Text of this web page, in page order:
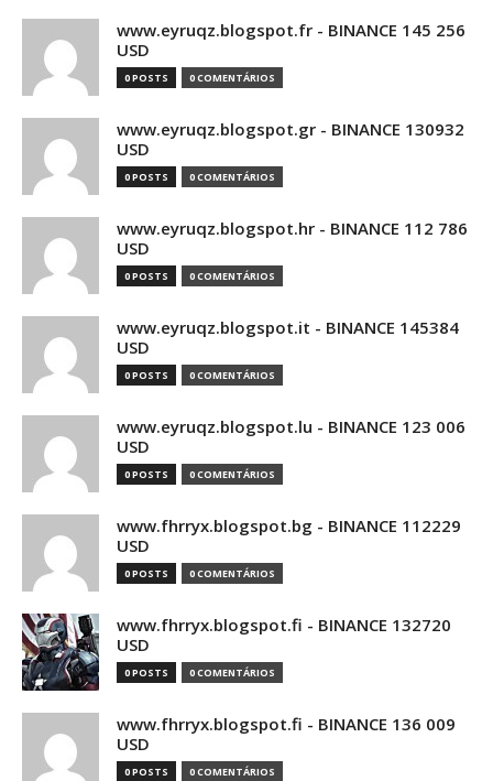
www.eyruqz.blogspot.fr - BINANCE 145 256
USD
0 POSTS 0 COMENTÁRIOS
www.eyruqz.blogspot.gr - BINANCE 130932
USD
0 POSTS 0 COMENTÁRIOS
www.eyruqz.blogspot.hr - BINANCE 112 786
USD
0 POSTS 0 COMENTÁRIOS
www.eyruqz.blogspot.it - BINANCE 145384
USD
0 POSTS 0 COMENTÁRIOS
www.eyruqz.blogspot.lu - BINANCE 123 006
USD
0 POSTS 0 COMENTÁRIOS
www.fhrryx.blogspot.bg - BINANCE 112229
USD
0 POSTS 0 COMENTÁRIOS
www.fhrryx.blogspot.fi - BINANCE 132720
USD
0 POSTS 0 COMENTÁRIOS
www.fhrryx.blogspot.fi - BINANCE 136 009
USD
0 POSTS 0 COMENTÁRIOS